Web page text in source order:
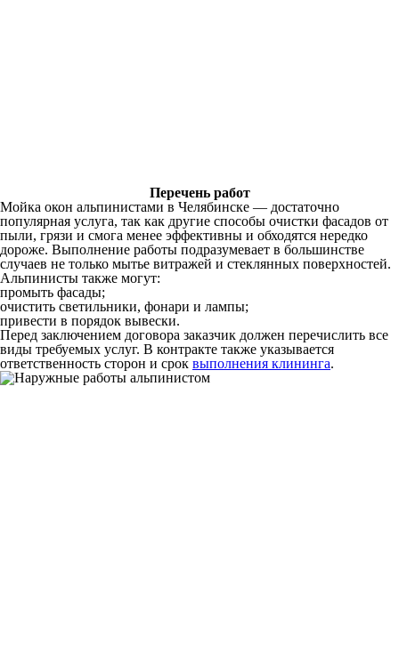
Перечень работ
Мойка окон альпинистами в Челябинске — достаточно
популярная услуга, так как другие способы очистки фасадов от
пыли, грязи и смога менее эффективны и обходятся нередко
дороже. Выполнение работы подразумевает в большинстве
случаев не только мытье витражей и стеклянных поверхностей.
Альпинисты также могут:
промыть фасады;
очистить светильники, фонари и лампы;
привести в порядок вывески.
Перед заключением договора заказчик должен перечислить все
виды требуемых услуг. В контракте также указывается
ответственность сторон и срок выполнения клининга.